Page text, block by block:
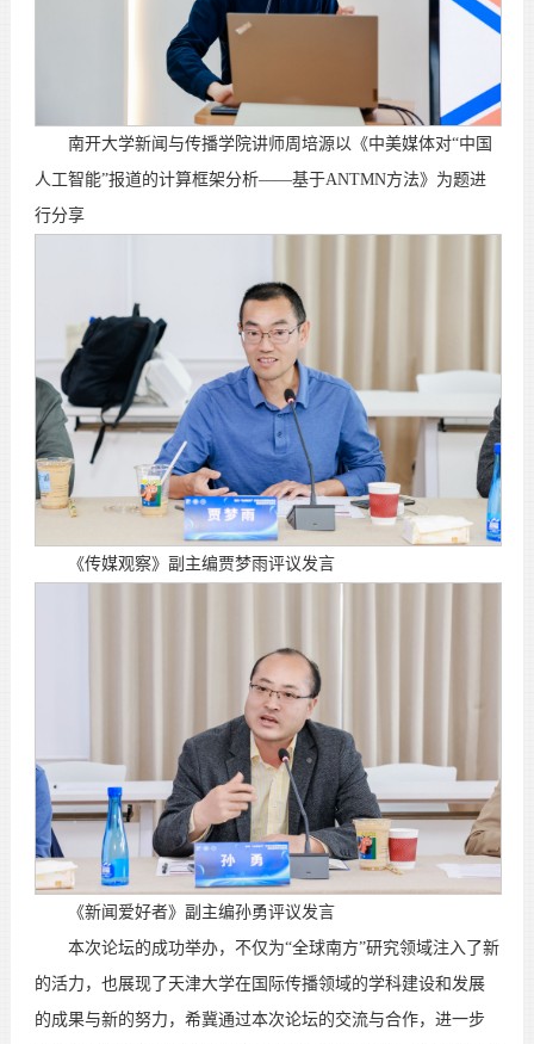
南开大学新闻与传播学院讲师周培源以《中美媒体对“中国
人工智能”报道的计算框架分析——基于ANTMN方法》为题进
行分享
《传媒观察》副主编贾梦雨评议发言
《新闻爱好者》副主编孙勇评议发言
本次论坛的成功举办，不仅为“全球南方”研究领域注入了新
的活力，也展现了天津大学在国际传播领域的学科建设和发展
的成果与新的努力，希冀通过本次论坛的交流与合作，进一步